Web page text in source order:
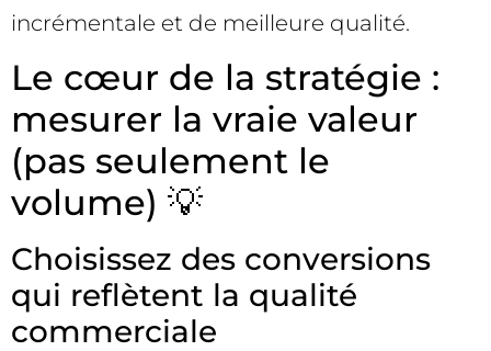
incrémentale et de meilleure qualité.
Le cœur de la stratégie :
mesurer la vraie valeur
(pas seulement le
volume) 💡
Choisissez des conversions
qui reflètent la qualité
commerciale